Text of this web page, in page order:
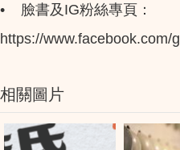
•
臉書及IG粉絲專頁：
https://www.facebook.com/
相關圖片